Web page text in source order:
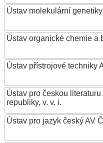
Ústav molekulární genetiky
Ústav organické chemie a
Ústav přístrojové techniky
Ústav pro českou
republiky, v. v. i.
Ústav pro jazyk český AV